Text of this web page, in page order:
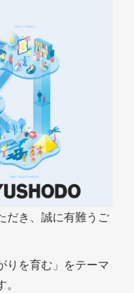
だき、誠に有難うご
りを育む」をテーマ